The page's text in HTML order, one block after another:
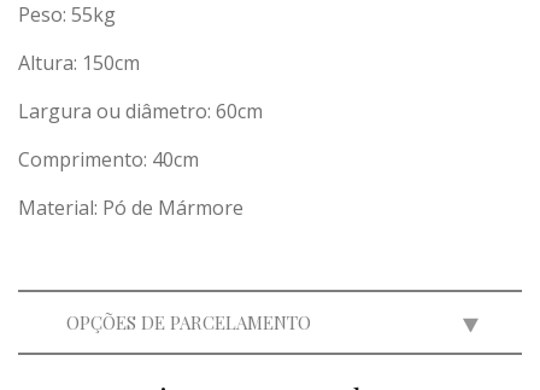
Peso: 55kg
Altura: 150cm
Largura ou diâmetro: 60cm
Comprimento: 40cm
Material: Pó de Mármore
OPÇÕES DE PARCELAMENTO